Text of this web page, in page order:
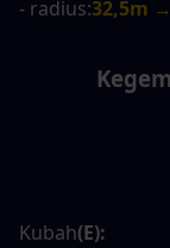
- radius:32,5m
Kubah(E):